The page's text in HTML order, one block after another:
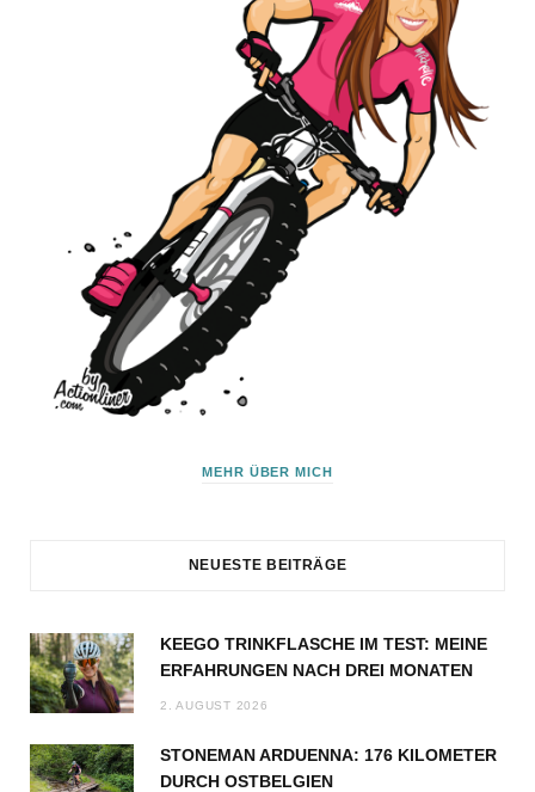
MEHR ÜBER MICH
NEUESTE BEITRÄGE
KEEGO TRINKFLASCHE IM TEST: MEINE
ERFAHRUNGEN NACH DREI MONATEN
2. AUGUST 2026
STONEMAN ARDUENNA: 176 KILOMETER
DURCH OSTBELGIEN